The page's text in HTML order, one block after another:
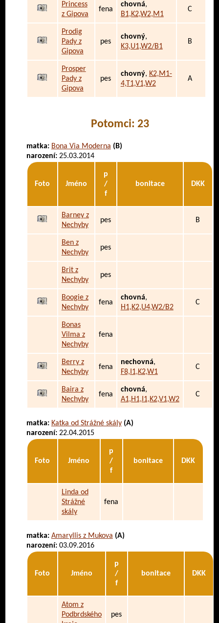
Princess
z Gipova
fena
chovná,
B1,K2,W2,M1
C
Prodig
Pady z
Gipova
pes
chovný,
K3,U1,W2/B1
B
Prosper
Pady z
Gipova
pes
chovný, K2,M1-
4,T1,V1,W2
A
Potomci: 23
matka: Bona Via Moderna (B)
narození: 25.03.2014
Foto Jméno
p
/
f
bonitace DKK
Barney z
Nechyby
pes B
Ben z
Nechyby
pes
Brit z
Nechyby
pes
Boogie z
Nechyby
fena
chovná,
H1,K2,U4,W2/B2
C
Bonas
Vilma z
Nechyby
fena
Berry z
Nechyby
fena
nechovná,
F8,I1,K2,W1
C
Baira z
Nechyby
fena
chovná,
A1,H1,I1,K2,V1,W2
C
matka: Katka od Strážné skály (A)
narození: 22.04.2015
Foto Jméno
p
/
f
bonitace DKK
Linda od
Strážné
skály
fena
matka: Amaryllis z Mukova (A)
narození: 03.09.2016
Foto Jméno
p
/
f
bonitace DKK
Atom z
Podbrdského
pes